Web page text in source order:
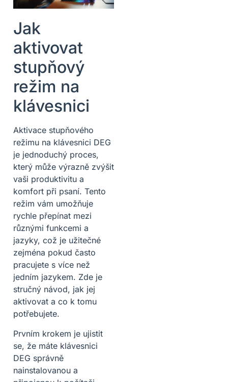
Jak
aktivovat
stupňový
režim na
klávesnici
Aktivace stupňového
režimu na klávesnici DEG
je jednoduchý proces,
který může výrazně zvýšit
vaši produktivitu a
komfort při psaní. Tento
režim vám umožňuje
rychle přepínat mezi
různými funkcemi a
jazyky, což je užitečné
zejména pokud často
pracujete s více než
jedním jazykem. Zde je
stručný návod, jak jej
aktivovat a co k tomu
potřebujete.
Prvním krokem je ujistit
se, že máte klávesnici
DEG správně
nainstalovanou a